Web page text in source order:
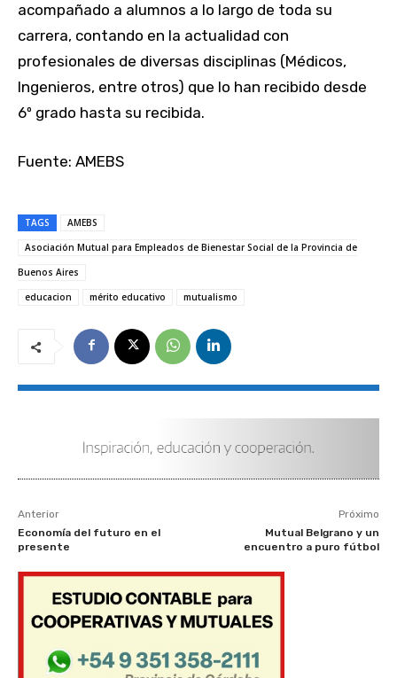
acompañado a alumnos a lo largo de toda su
carrera, contando en la actualidad con
profesionales de diversas disciplinas (Médicos,
Ingenieros, entre otros) que lo han recibido desde
6º grado hasta su recibida.
Fuente: AMEBS
TAGS
AMEBS
Asociación Mutual para Empleados de Bienestar Social de la Provincia de
Buenos Aires
educacion
mérito educativo mutualismo
Anterior
Economía del futuro en el
presente
Próximo
Mutual Belgrano y un
encuentro a puro fútbol